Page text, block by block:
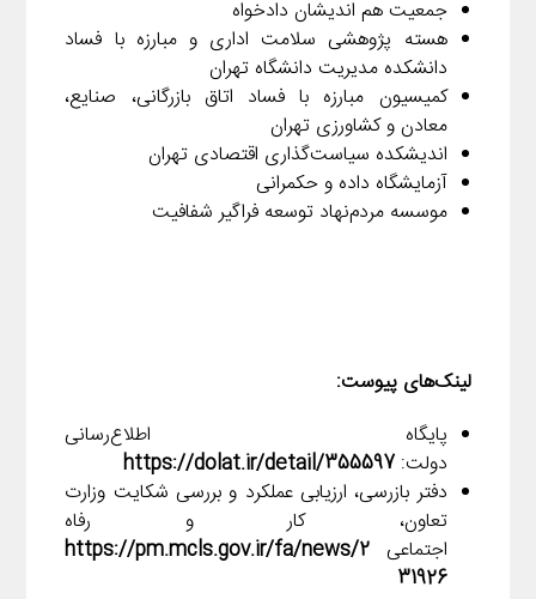
جمعیت هم اندیشان دادخواه
هسته پژوهشی سلامت اداری و مبارزه با فساد
دانشکده مدیریت دانشگاه تهران
کمیسیون مبارزه با فساد اتاق بازرگانی، صنایع،
معادن و کشاورزی تهران
اندیشکده سیاست‌گذاری اقتصادی تهران
آزمایشگاه داده و حکمرانی
موسسه مردم‌نهاد توسعه فراگیر شفافیت
لینک‌های پیوست:
پایگاه اطلاع‌رسانی
دولت:https://dolat.ir/detail/355597
دفتر بازرسی، ارزیابی عملکرد و بررسی شکایت وزارت
تعاون، کار و رفاه
اجتماعی https://pm.mcls.gov.ir/fa/news/2
31926